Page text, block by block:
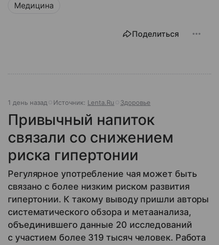
Медицина
Поделиться
1 день назад Источник: Lenta.Ru Здоровье
Привычный напиток
связали со снижением
риска гипертонии
Регулярное употребление чая может быть
связано с более низким риском развития
гипертонии. К такому выводу пришли авторы
систематического обзора и метаанализа,
объединившего данные 20 исследований
с участием более 319 тысяч человек. Работа